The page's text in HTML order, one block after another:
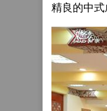
精良的中